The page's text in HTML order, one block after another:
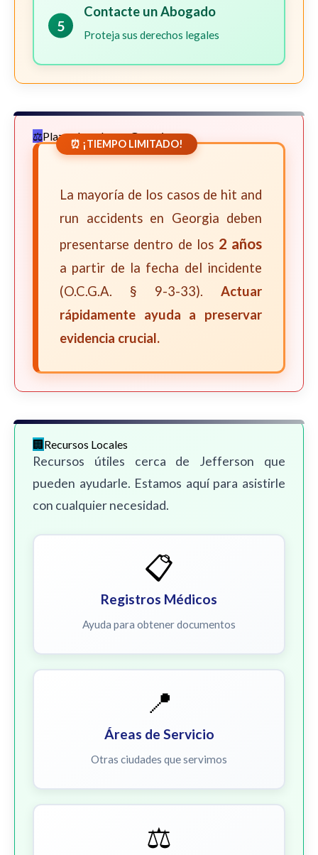
5
Contacte un Abogado
Proteja sus derechos legales
Plazos Legales en Georgia
⏰ ¡TIEMPO LIMITADO!
La mayoría de los casos de hit and
run accidents en Georgia deben
presentarse dentro de los 2 años
a partir de la fecha del incidente
(O.C.G.A. § 9-3-33). Actuar
rápidamente ayuda a preservar
evidencia crucial.
Recursos Locales
Recursos útiles cerca de Jefferson que
pueden ayudarle. Estamos aquí para asistirle
con cualquier necesidad.
📋
Registros Médicos
Ayuda para obtener documentos
📍
Áreas de Servicio
Otras ciudades que servimos
⚖️